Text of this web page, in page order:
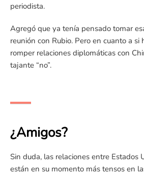
periodista.
Agregó que ya tenía pensado tomar
reunión con Rubio. Pero en cuanto a si
romper relaciones diplomáticas con
tajante “no”.
¿Amigos?
Sin duda, las relaciones entre Estados
están en su momento más tensos en